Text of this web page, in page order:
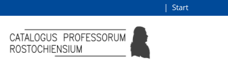
Browsen
direkt zum Inhalt
Start